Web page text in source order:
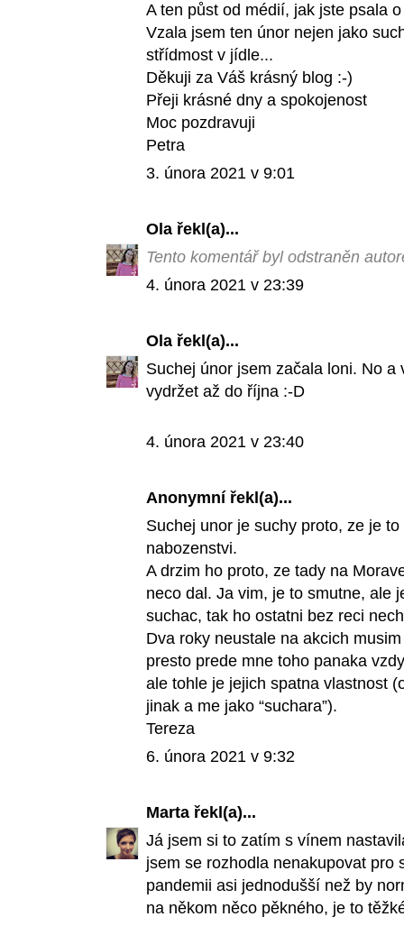
A ten půst od médií, jak jste psala
Vzala jsem ten únor nejen jako
střídmost v jídle...
Děkuji za Váš krásný blog :-)
Přeji krásné dny a spokojenost
Moc pozdravuji
Petra
3. února 2021 v 9:01
Ola řekl(a)...
Tento komentář byl odstraněn
4. února 2021 v 23:39
Ola řekl(a)...
Suchej únor jsem začala loni. No
vydržet až do října :-D
4. února 2021 v 23:40
Anonymní řekl(a)...
Suchej unor je suchy proto, ze je
nabozenstvi.
A drzim ho proto, ze tady na
neco dal. Ja vim, je to smutne, ale
suchac, tak ho ostatni bez reci
Dva roky neustale na akcich
presto prede mne toho panaka
ale tohle je jejich spatna vlastnost
jinak a me jako “suchara”).
Tereza
6. února 2021 v 9:32
Marta řekl(a)...
Já jsem si to zatím s vínem
jsem se rozhodla nenakupovat pro
pandemii asi jednodušší než by
na někom něco pěkného, je to